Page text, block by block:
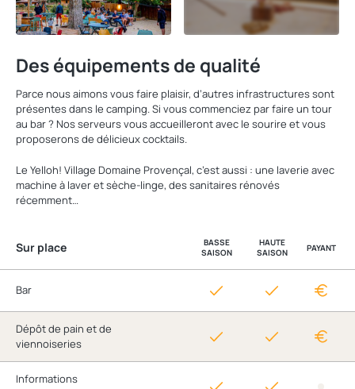
Des équipements de qualité
Parce nous aimons vous faire plaisir, d’autres infrastructures sont
présentes dans le camping. Si vous commenciez par faire un tour
au bar ? Nos serveurs vous accueilleront avec le sourire et vous
proposerons de délicieux cocktails.
Le Yelloh! Village Domaine Provençal, c’est aussi : une laverie avec
machine à laver et sèche-linge, des sanitaires rénovés
récemment…
Sur place
BASSE
SAISON
HAUTE
SAISON
PAYANT
Bar
Dépôt de pain et de
viennoiseries
Informations